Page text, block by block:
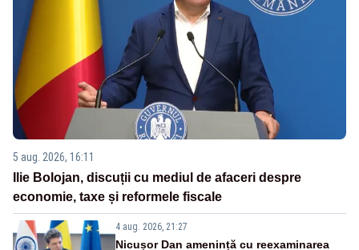
5 aug. 2026, 16:11
Ilie Bolojan, discuții cu mediul de afaceri despre
economie, taxe și reformele fiscale
4 aug. 2026, 21:27
Nicușor Dan amenință cu reexaminarea